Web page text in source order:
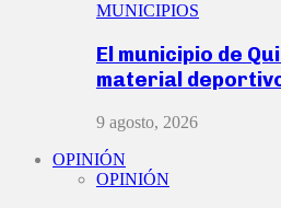
MUNICIPIOS
El municipio de
material
9 agosto, 2026
OPINIÓN
OPINIÓN